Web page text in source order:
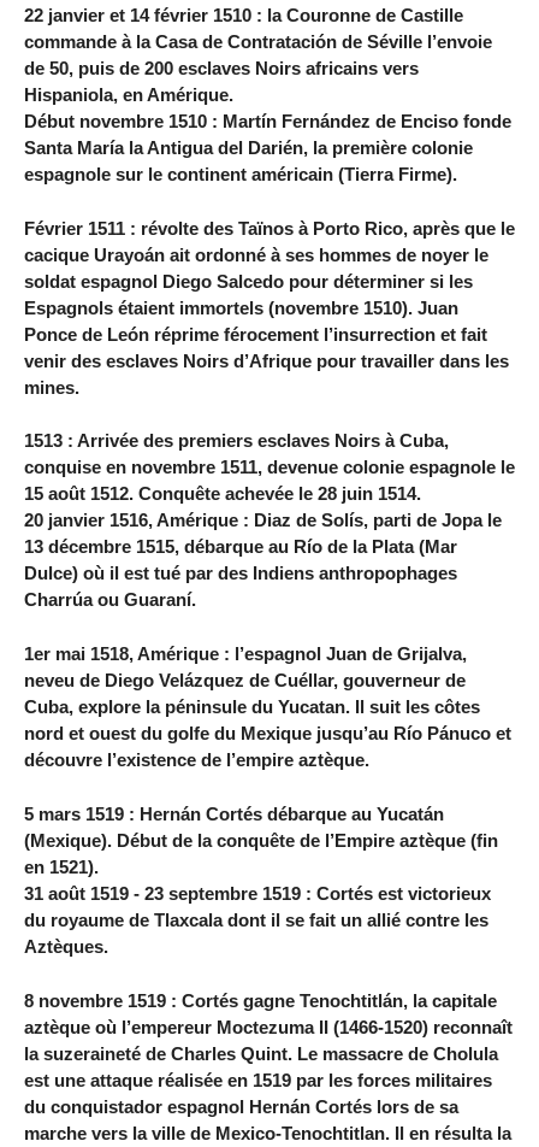
22 janvier et 14 février 1510 : la Couronne de Castille
commande à la Casa de Contratación de Séville l’envoie
de 50, puis de 200 esclaves Noirs africains vers
Hispaniola, en Amérique.
Début novembre 1510 : Martín Fernández de Enciso fonde
Santa María la Antigua del Darién, la première colonie
espagnole sur le continent américain (Tierra Firme).
Février 1511 : révolte des Taïnos à Porto Rico, après que le
cacique Urayoán ait ordonné à ses hommes de noyer le
soldat espagnol Diego Salcedo pour déterminer si les
Espagnols étaient immortels (novembre 1510). Juan
Ponce de León réprime férocement l’insurrection et fait
venir des esclaves Noirs d’Afrique pour travailler dans les
mines.
1513 : Arrivée des premiers esclaves Noirs à Cuba,
conquise en novembre 1511, devenue colonie espagnole le
15 août 1512. Conquête achevée le 28 juin 1514.
20 janvier 1516, Amérique : Diaz de Solís, parti de Jopa le
13 décembre 1515, débarque au Río de la Plata (Mar
Dulce) où il est tué par des Indiens anthropophages
Charrúa ou Guaraní.
1er mai 1518, Amérique : l’espagnol Juan de Grijalva,
neveu de Diego Velázquez de Cuéllar, gouverneur de
Cuba, explore la péninsule du Yucatan. Il suit les côtes
nord et ouest du golfe du Mexique jusqu’au Río Pánuco et
découvre l’existence de l’empire aztèque.
5 mars 1519 : Hernán Cortés débarque au Yucatán
(Mexique). Début de la conquête de l’Empire aztèque (fin
en 1521).
31 août 1519 - 23 septembre 1519 : Cortés est victorieux
du royaume de Tlaxcala dont il se fait un allié contre les
Aztèques.
8 novembre 1519 : Cortés gagne Tenochtitlán, la capitale
aztèque où l’empereur Moctezuma II (1466-1520) reconnaît
la suzeraineté de Charles Quint. Le massacre de Cholula
est une attaque réalisée en 1519 par les forces militaires
du conquistador espagnol Hernán Cortés lors de sa
marche vers la ville de Mexico-Tenochtitlan. Il en résulta la